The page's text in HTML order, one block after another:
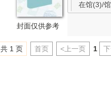
封面仅供参考
在馆(3)/
共 1 页 首页 <上一页 1